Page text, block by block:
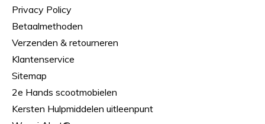
Privacy Policy
Betaalmethoden
Verzenden & retourneren
Klantenservice
Sitemap
2e Hands scootmobielen
Kersten Hulpmiddelen uitleenpunt